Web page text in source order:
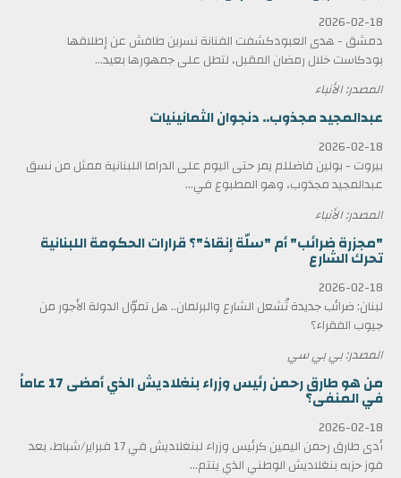
2026-02-18
دمشق - هدى العبودكشفت الفنانة نسرين طافش عن إطلاقها
بودكاست خلال رمضان المقبل، لتطل على جمهورها بعيد...
المصدر: الأنباء
عبدالمجيد مجذوب.. دنجوان الثمانينيات
2026-02-18
بيروت - بولين فاضللم يمر حتى اليوم على الدراما اللبنانية ممثل من نسق
عبدالمجيد مجذوب، وهو المطبوع في...
المصدر: الأنباء
"مجزرة ضرائب" أم "سلّة إنقاذ"؟ قرارات الحكومة اللبنانية
تحرك الشارع
2026-02-18
لبنان: ضرائب جديدة تُشعل الشارع والبرلمان.. هل تموّل الدولة الأجور من
جيوب الفقراء؟
المصدر: بي بي سي
من هو طارق رحمن رئيس وزراء بنغلاديش الذي أمضى 17 عاماً
في المنفى؟
2026-02-18
أدى طارق رحمن اليمين كرئيس وزراء لبنغلاديش في 17 فبراير/شباط، بعد
فوز حزبه بنغلاديش الوطني الذي ينتم...